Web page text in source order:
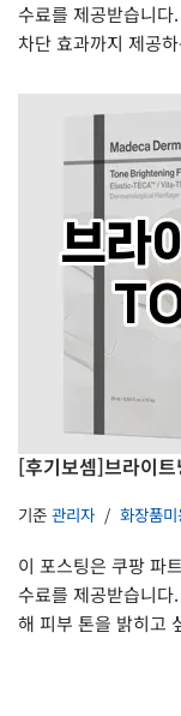
수료를 제공받습니
차단 효과까지 제공
[후기보셈]브라이
기준 관리자 화장품
이 포스팅은 쿠팡 파
수료를 제공받습니
해 피부 톤을 밝히고